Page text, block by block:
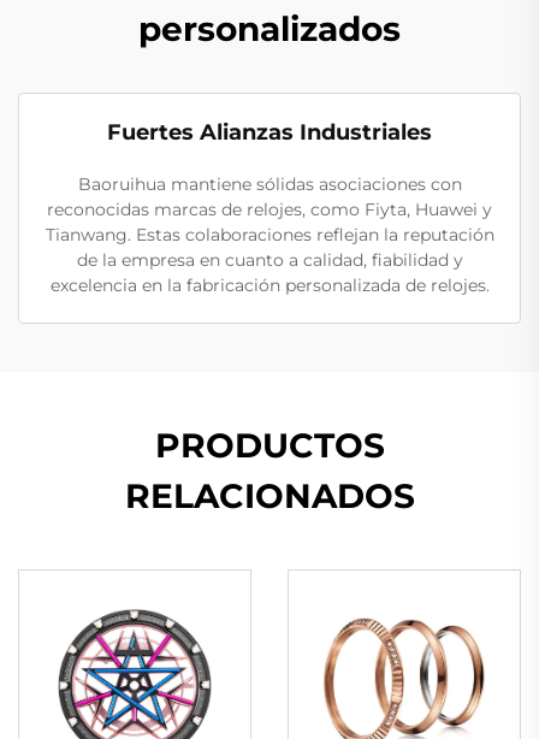
personalizados
Fuertes Alianzas Industriales
Baoruihua mantiene sólidas asociaciones con
reconocidas marcas de relojes, como Fiyta, Huawei y
Tianwang. Estas colaboraciones reflejan la reputación
de la empresa en cuanto a calidad, fiabilidad y
excelencia en la fabricación personalizada de relojes.
PRODUCTOS
RELACIONADOS